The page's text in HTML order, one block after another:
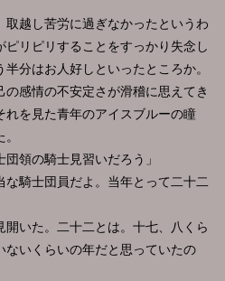
越し苦労に過ぎなかったというわ
リピリすることをすっかり失念し
分はお人好しといったところか。
感情の不安定さが滑稽に思えてき
れを見た青年のアイスブルーの瞳
団領の騎士見習いだろう」
な騎士団員だよ。当年とって二十二
いた。二十二とは。十七、八くら
ないくらいの年だと思っていたの